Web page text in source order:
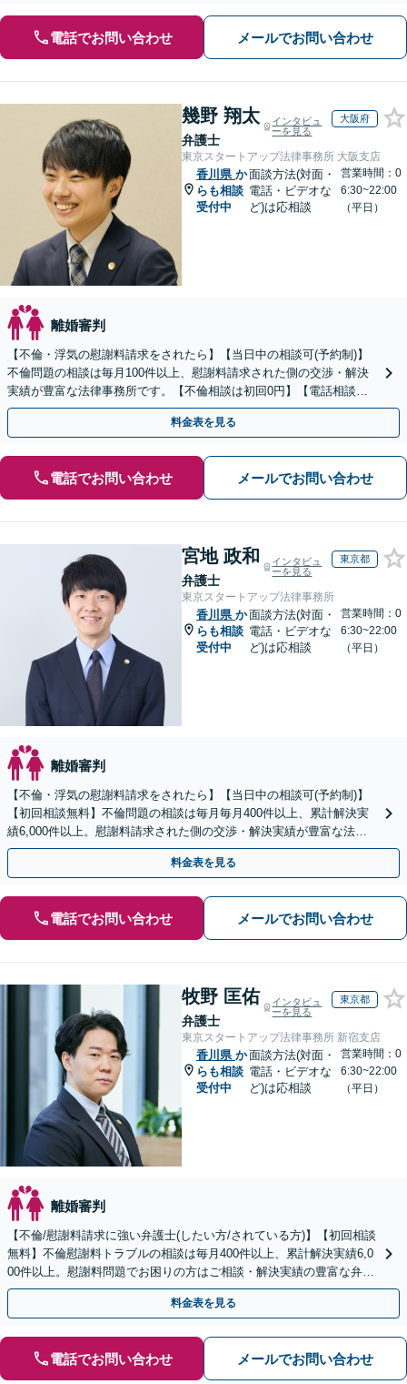
電話でお問い合わせ メールでお問い合わせ
幾野 翔太
弁護士
インタビュ
ーを見る
大阪府
東京スタートアップ法律事務所 大阪支店
香川県 か
らも相談
受付中
面談方法(対面・
電話・ビデオな
ど)は応相談
営業時間：0
6:30~22:00
（平日）
離婚審判
【不倫・浮気の慰謝料請求をされたら】【当日中の相談可(予約制)】
不倫問題の相談は毎月100件以上、慰謝料請求された側の交渉・解決
実績が豊富な法律事務所です。【不倫相談は初回0円】【電話相談で
ご契約まで対応可/来所不要】
料金表を見る
電話でお問い合わせ メールでお問い合わせ
宮地 政和
弁護士
インタビュ
ーを見る
東京都
東京スタートアップ法律事務所
香川県 か
らも相談
受付中
面談方法(対面・
電話・ビデオな
ど)は応相談
営業時間：0
6:30~22:00
（平日）
離婚審判
【不倫・浮気の慰謝料請求をされたら】【当日中の相談可(予約制)】
【初回相談無料】不倫問題の相談は毎月毎月400件以上、累計解決実
績6,000件以上。慰謝料請求された側の交渉・解決実績が豊富な法律
事務所です。
料金表を見る
電話でお問い合わせ メールでお問い合わせ
牧野 匡佑
弁護士
インタビュ
ーを見る
東京都
東京スタートアップ法律事務所 新宿支店
香川県 か
らも相談
受付中
面談方法(対面・
電話・ビデオな
ど)は応相談
営業時間：0
6:30~22:00
（平日）
離婚審判
【不倫/慰謝料請求に強い弁護士(したい方/されている方)】【初回相談
無料】不倫慰謝料トラブルの相談は毎月400件以上、累計解決実績6,0
00件以上。慰謝料問題でお困りの方はご相談・解決実績の豊富な弁護
士による無料相談をご利用ください。
料金表を見る
電話でお問い合わせ メールでお問い合わせ